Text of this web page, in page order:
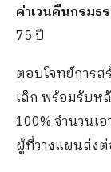
ค่าเวนคืนกรมธ
75 ปี
ตอบโจทย์การ
เล็ก พร้อมรับห
100% จำนวนเ
ผู้ที่วางแผนส่ง